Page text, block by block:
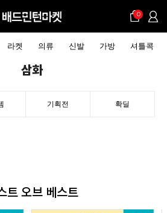
0
라켓 의류 신발 가방 셔틀콕
삼화
기획전 확딜
트 오브 베스트